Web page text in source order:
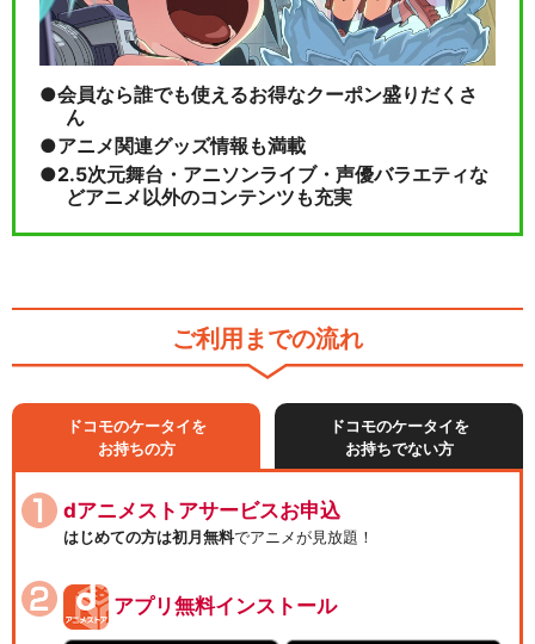
会員なら誰でも使えるお得なクーポン盛りだくさ
ん
アニメ関連グッズ情報も満載
2.5次元舞台・アニソンライブ・声優バラエティな
どアニメ以外のコンテンツも充実
ご利用までの流れ
ドコモのケータイを
お持ちの方
ドコモのケータイを
お持ちでない方
dアニメストアサービスお申込
はじめての方は初月無料でアニメが見放題！
アプリ無料インストール